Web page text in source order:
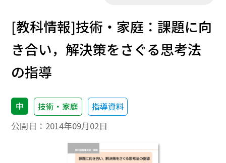
[教科情報]技術・家庭：課題に向
き合い，解決策をさぐる思考法
の指導
中 技術・家庭 指導資料
公開日： 2014年09月02日